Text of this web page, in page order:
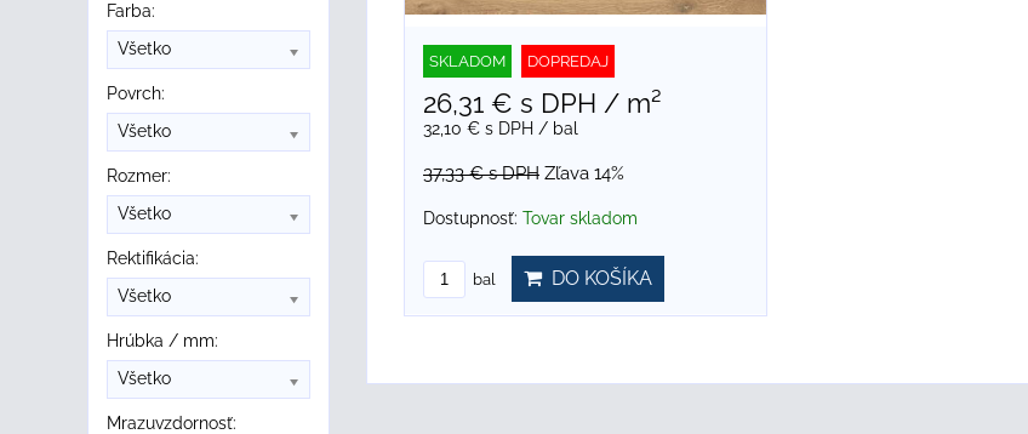
SKLADOM DOPREDAJ
26,31 € s DPH / m²
32,10 € s DPH / bal
37,33 €s DPH Zľava 14%
Dostupnosť: Tovar skladom
bal DO KOŠÍKA
Farba:
Všetko
Povrch:
Všetko
Rozmer:
Všetko
Rektifikácia:
Všetko
Hrúbka / mm:
Všetko
Mrazuvzdornosť: